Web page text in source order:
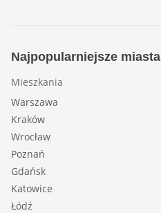
Najpopularniejsze miasta
Mieszkania
Warszawa
Kraków
Wrocław
Poznań
Gdańsk
Katowice
Łódź